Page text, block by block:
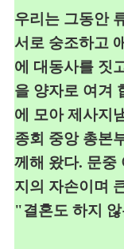
우리는 그동안
서로 숭조하고
에 대동사를 짓
을 양자로 여겨
에 모아 제사지냄
종회 중앙 총본
께해 왔다. 문중
지의 자손이며
"결혼도 하지